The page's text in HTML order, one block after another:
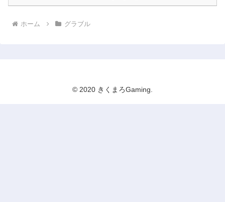
ホーム グラブル
© 2020 きくまろGaming.